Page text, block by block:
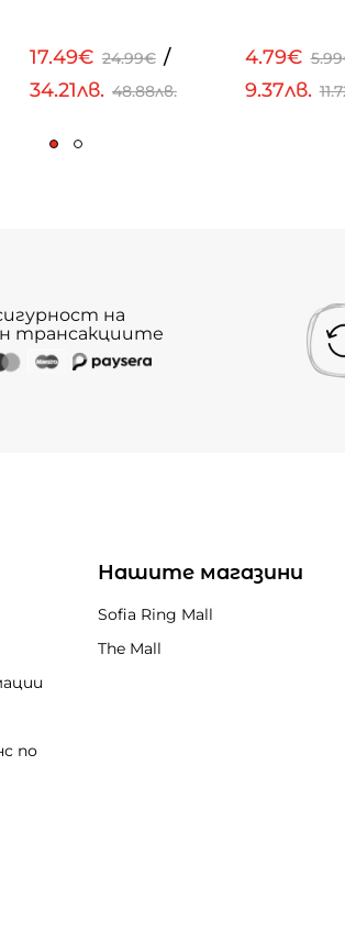
17.49€ 24.99€ /
34.21лв. 48.88лв.
4.79€
9.37лв.
на
трансакциите
по
Нашите магазини
Sofia Ring Mall
The Mall